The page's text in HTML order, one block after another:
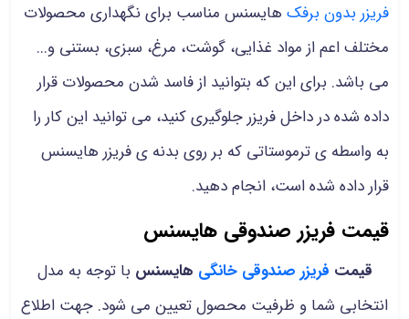
فریزر بدون برفک هایسنس مناسب برای نگهداری محصولات
مختلف اعم از مواد غذایی، گوشت، مرغ، سبزی، بستنی و...
می باشد. برای این که بتوانید از فاسد شدن محصولات قرار
داده شده در داخل فریزر جلوگیری کنید، می توانید این کار را
به واسطه ی ترموستاتی که بر روی بدنه ی فریزر هایسنس
قرار داده شده است، انجام دهید.
قیمت فریزر صندوقی هایسنس
قیمت فریزر صندوقی خانگی هایسنس با توجه به مدل
انتخابی شما و ظرفیت محصول تعیین می شود. جهت اطلاع